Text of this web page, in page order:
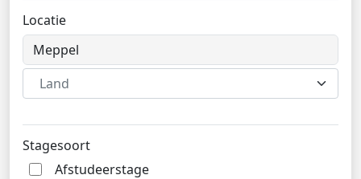
Locatie
Land
Stagesoort
Afstudeerstage